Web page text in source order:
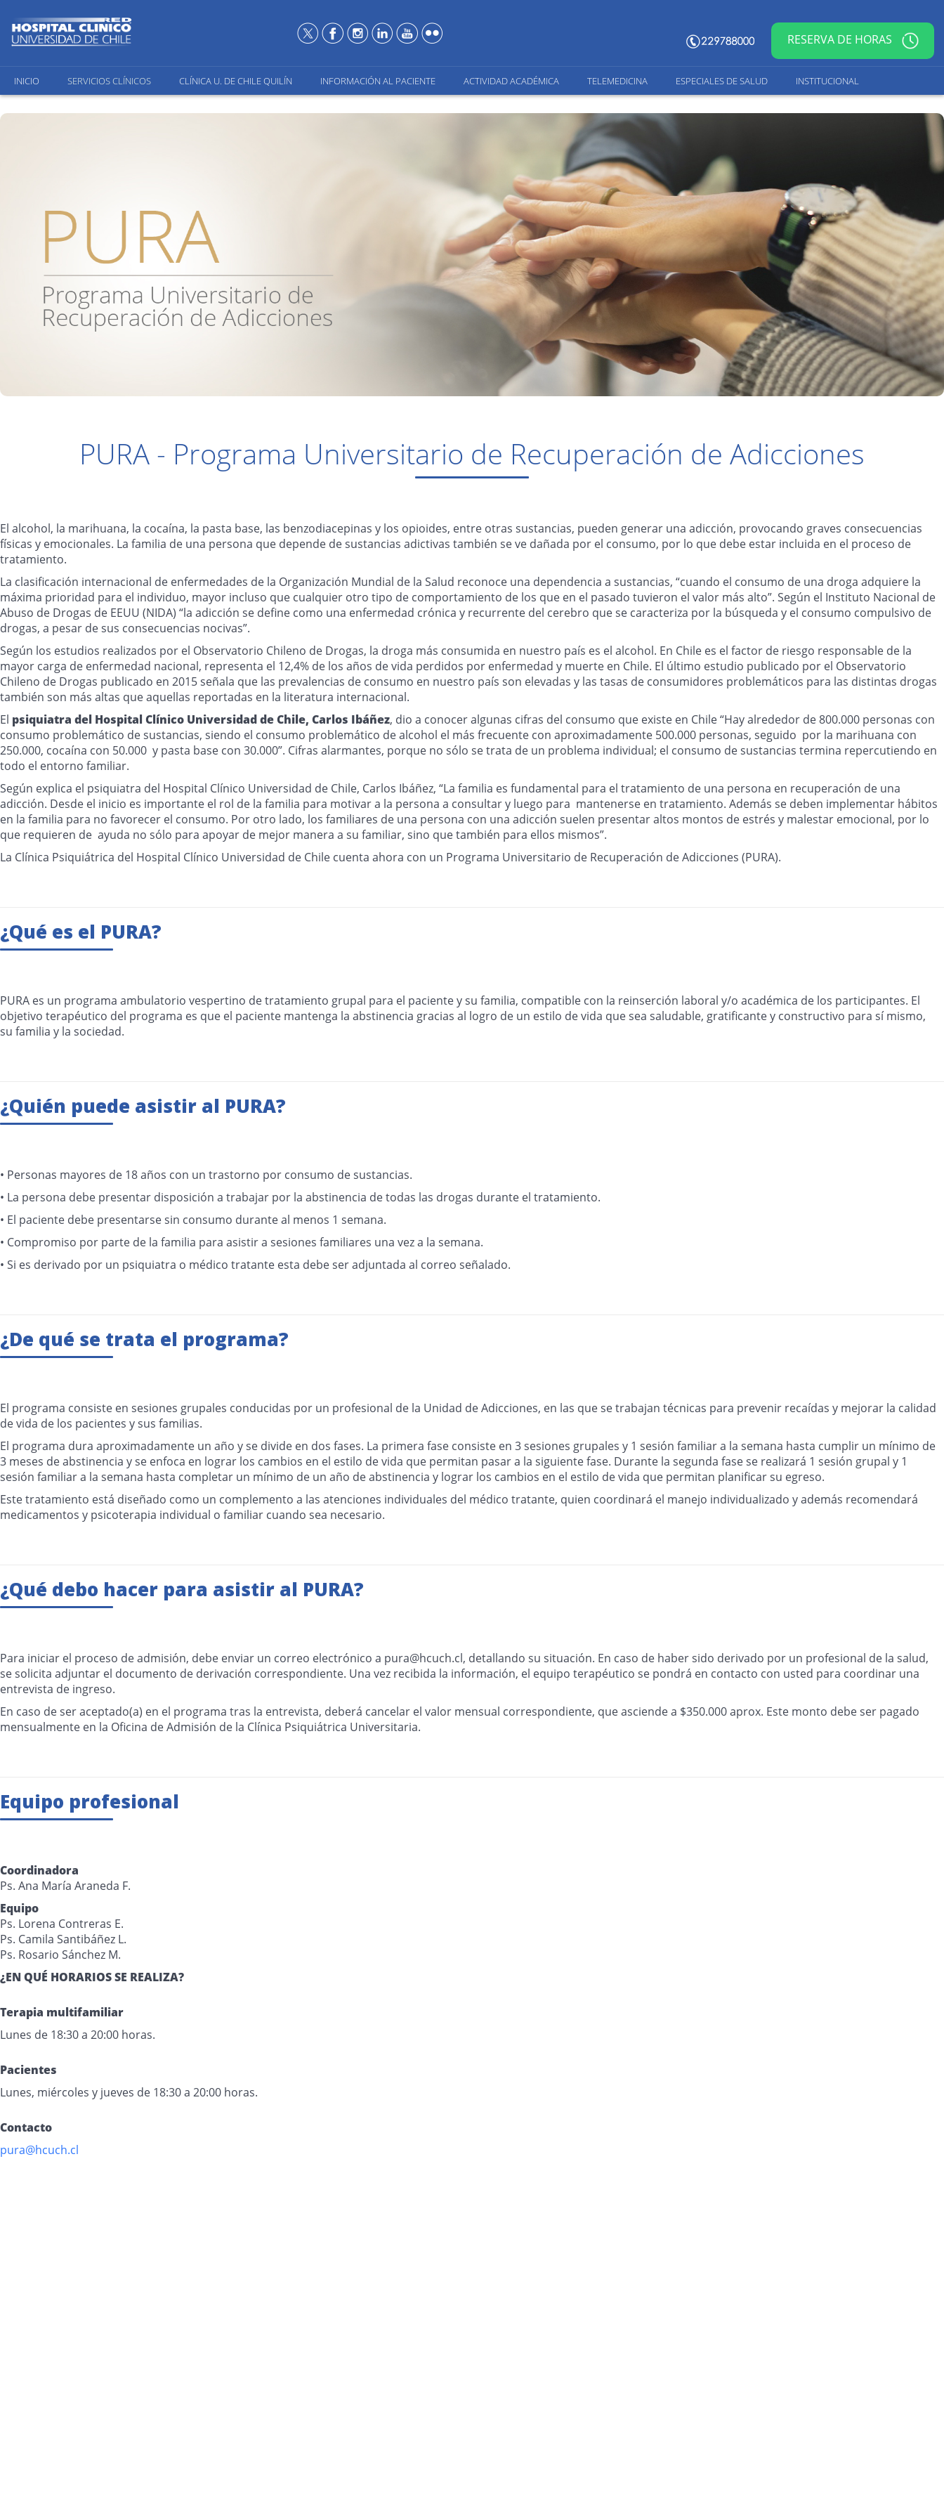
RESERVA DE HORAS
INICIO SERVICIOS CLÍNICOS CLÍNICA U. DE CHILE QUILÍN INFORMACIÓN AL PACIENTE ACTIVIDAD ACADÉMICA TELEMEDICINA ESPECIALES DE SALUD INSTITUCIONAL
PURA - Programa Universitario de Recuperación de Adicciones
El alcohol, la marihuana, la cocaína, la pasta base, las benzodiacepinas y los opioides, entre otras sustancias, pueden generar una adicción, provocando graves consecuencias
físicas y emocionales. La familia de una persona que depende de sustancias adictivas también se ve dañada por el consumo, por lo que debe estar incluida en el proceso de
tratamiento.
La clasificación internacional de enfermedades de la Organización Mundial de la Salud reconoce una dependencia a sustancias, “cuando el consumo de una droga adquiere la
máxima prioridad para el individuo, mayor incluso que cualquier otro tipo de comportamiento de los que en el pasado tuvieron el valor más alto”. Según el Instituto Nacional de
Abuso de Drogas de EEUU (NIDA) “la adicción se define como una enfermedad crónica y recurrente del cerebro que se caracteriza por la búsqueda y el consumo compulsivo de
drogas, a pesar de sus consecuencias nocivas”.
Según los estudios realizados por el Observatorio Chileno de Drogas, la droga más consumida en nuestro país es el alcohol. En Chile es el factor de riesgo responsable de la
mayor carga de enfermedad nacional, representa el 12,4% de los años de vida perdidos por enfermedad y muerte en Chile. El último estudio publicado por el Observatorio
Chileno de Drogas publicado en 2015 señala que las prevalencias de consumo en nuestro país son elevadas y las tasas de consumidores problemáticos para las distintas drogas
también son más altas que aquellas reportadas en la literatura internacional.
El psiquiatra del Hospital Clínico Universidad de Chile, Carlos Ibáñez, dio a conocer algunas cifras del consumo que existe en Chile “Hay alrededor de 800.000 personas con
consumo problemático de sustancias, siendo el consumo problemático de alcohol el más frecuente con aproximadamente 500.000 personas, seguido por la marihuana con
250.000, cocaína con 50.000 y pasta base con 30.000”. Cifras alarmantes, porque no sólo se trata de un problema individual; el consumo de sustancias termina repercutiendo en
todo el entorno familiar.
Según explica el psiquiatra del Hospital Clínico Universidad de Chile, Carlos Ibáñez, “La familia es fundamental para el tratamiento de una persona en recuperación de una
adicción. Desde el inicio es importante el rol de la familia para motivar a la persona a consultar y luego para mantenerse en tratamiento. Además se deben implementar hábitos
en la familia para no favorecer el consumo. Por otro lado, los familiares de una persona con una adicción suelen presentar altos montos de estrés y malestar emocional, por lo
que requieren de ayuda no sólo para apoyar de mejor manera a su familiar, sino que también para ellos mismos”.
La Clínica Psiquiátrica del Hospital Clínico Universidad de Chile cuenta ahora con un Programa Universitario de Recuperación de Adicciones (PURA).
¿Qué es el PURA?
PURA es un programa ambulatorio vespertino de tratamiento grupal para el paciente y su familia, compatible con la reinserción laboral y/o académica de los participantes. El
objetivo terapéutico del programa es que el paciente mantenga la abstinencia gracias al logro de un estilo de vida que sea saludable, gratificante y constructivo para sí mismo,
su familia y la sociedad.
¿Quién puede asistir al PURA?
• Personas mayores de 18 años con un trastorno por consumo de sustancias.
• La persona debe presentar disposición a trabajar por la abstinencia de todas las drogas durante el tratamiento.
• El paciente debe presentarse sin consumo durante al menos 1 semana.
• Compromiso por parte de la familia para asistir a sesiones familiares una vez a la semana.
• Si es derivado por un psiquiatra o médico tratante esta debe ser adjuntada al correo señalado.
¿De qué se trata el programa?
El programa consiste en sesiones grupales conducidas por un profesional de la Unidad de Adicciones, en las que se trabajan técnicas para prevenir recaídas y mejorar la calidad
de vida de los pacientes y sus familias.
El programa dura aproximadamente un año y se divide en dos fases. La primera fase consiste en 3 sesiones grupales y 1 sesión familiar a la semana hasta cumplir un mínimo de
3 meses de abstinencia y se enfoca en lograr los cambios en el estilo de vida que permitan pasar a la siguiente fase. Durante la segunda fase se realizará 1 sesión grupal y 1
sesión familiar a la semana hasta completar un mínimo de un año de abstinencia y lograr los cambios en el estilo de vida que permitan planificar su egreso.
Este tratamiento está diseñado como un complemento a las atenciones individuales del médico tratante, quien coordinará el manejo individualizado y además recomendará
medicamentos y psicoterapia individual o familiar cuando sea necesario.
¿Qué debo hacer para asistir al PURA?
Para iniciar el proceso de admisión, debe enviar un correo electrónico a pura@hcuch.cl, detallando su situación. En caso de haber sido derivado por un profesional de la salud,
se solicita adjuntar el documento de derivación correspondiente. Una vez recibida la información, el equipo terapéutico se pondrá en contacto con usted para coordinar una
entrevista de ingreso.
En caso de ser aceptado(a) en el programa tras la entrevista, deberá cancelar el valor mensual correspondiente, que asciende a $350.000 aprox. Este monto debe ser pagado
mensualmente en la Oficina de Admisión de la Clínica Psiquiátrica Universitaria.
Equipo profesional
Coordinadora
Ps. Ana María Araneda F.
Equipo
Ps. Lorena Contreras E.
Ps. Camila Santibáñez L.
Ps. Rosario Sánchez M.
¿EN QUÉ HORARIOS SE REALIZA?
Terapia multifamiliar
Lunes de 18:30 a 20:00 horas.
Pacientes
Lunes, miércoles y jueves de 18:30 a 20:00 horas.
Contacto
pura@hcuch.cl